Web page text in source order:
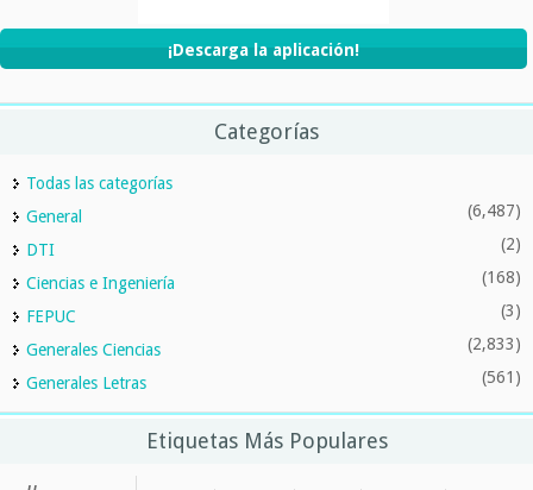
¡Descarga la aplicación!
Categorías
Todas las categorías
General
(6,487)
DTI (2)
Ciencias e Ingeniería (168)
FEPUC (3)
Generales Ciencias (2,833)
Generales Letras (561)
Etiquetas Más Populares